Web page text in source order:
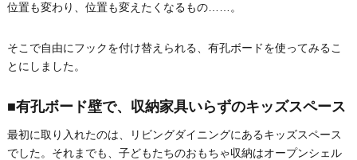
位置も変わり、位置も変えたくなるもの……。
そこで自由にフックを付け替えられる、有孔ボードを使ってみるこ
とにしました。
■有孔ボード壁で、収納家具いらずのキッズスペース
最初に取り入れたのは、リビングダイニングにあるキッズスペース
でした。それまでも、子どもたちのおもちゃ収納はオープンシェル